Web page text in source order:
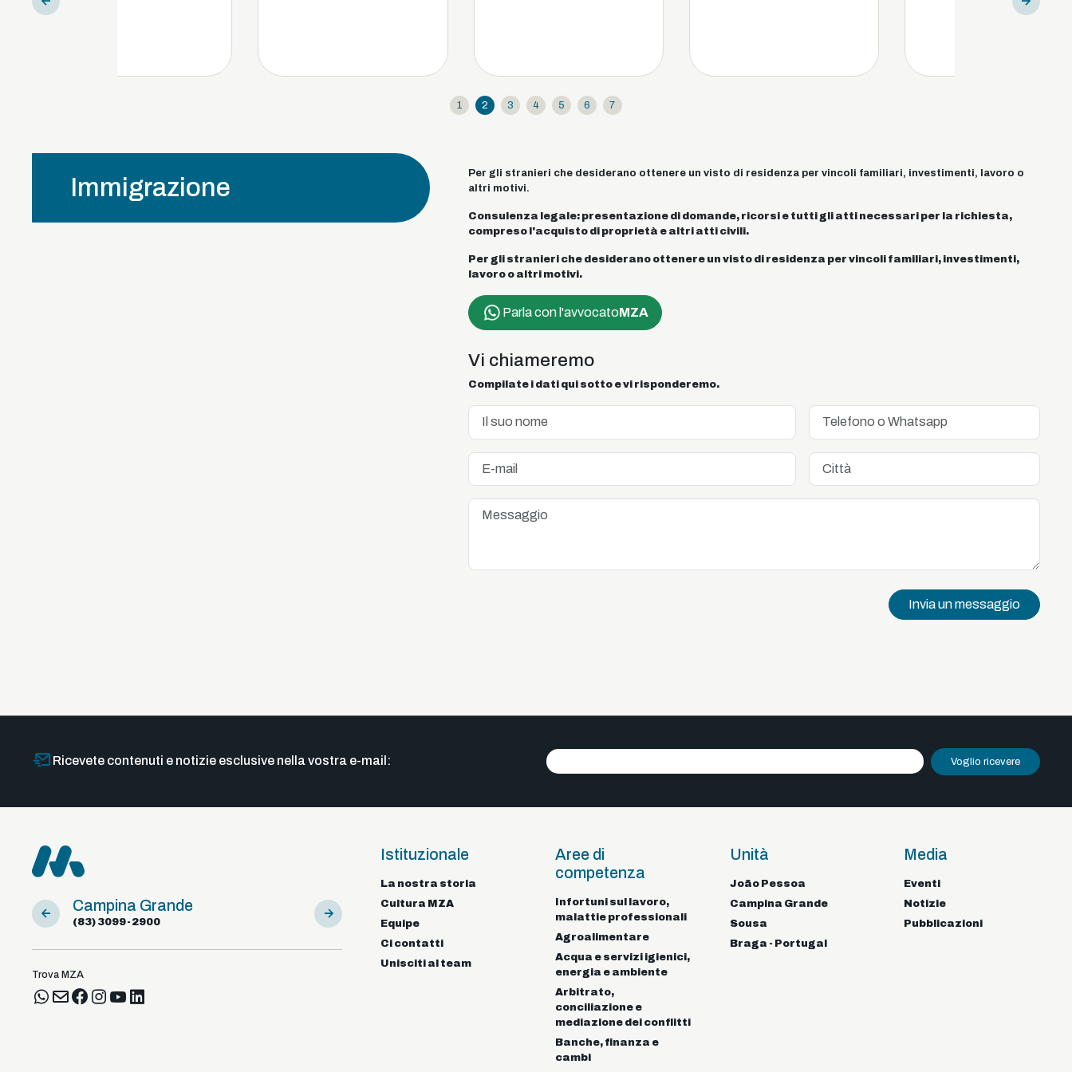
1 2 3 4 5 6 7
Immigrazione
Per gli stranieri che desiderano ottenere un visto di residenza per vincoli familiari, investimenti, lavoro o
altri motivi.
Consulenza legale: presentazione di domande, ricorsi e tutti gli atti necessari per la richiesta,
compreso l'acquisto di proprietà e altri atti civili.
Per gli stranieri che desiderano ottenere un visto di residenza per vincoli familiari, investimenti,
lavoro o altri motivi.
Parla con l'avvocatoMZA
Vi chiameremo
Compilate i dati qui sotto e vi risponderemo.
Invia un messaggio
Ricevete contenuti e notizie esclusive nella vostra e-mail: Voglio ricevere
Campina Grande
(83) 3099-2900
Sousa
(83) 98122-92925
Braga - Portugal
+351
Trova MZA
Istituzionale
La nostra storia
Cultura MZA
Equipe
Ci contatti
Unisciti al team
Aree di
competenza
Infortuni sul lavoro,
malattie professionali
Agroalimentare
Acqua e servizi igienici,
energia e ambiente
Arbitrato,
conciliazione e
mediazione dei conflitti
Banche, finanza e
cambi
Unità
João Pessoa
Campina Grande
Sousa
Braga - Portugal
Media
Eventi
Notizie
Pubblicazioni